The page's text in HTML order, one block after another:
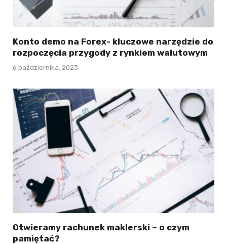
Konto demo na Forex- kluczowe narzędzie do
rozpoczęcia przygody z rynkiem walutowym
6 października, 2023
Otwieramy rachunek maklerski – o czym
pamiętać?